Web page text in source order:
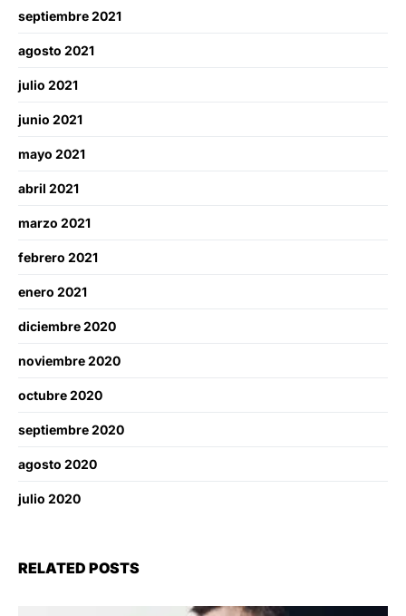
septiembre 2021
agosto 2021
julio 2021
junio 2021
mayo 2021
abril 2021
marzo 2021
febrero 2021
enero 2021
diciembre 2020
noviembre 2020
octubre 2020
septiembre 2020
agosto 2020
julio 2020
RELATED POSTS